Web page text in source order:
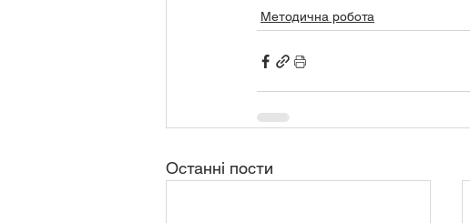
Методична робота
Останні пости